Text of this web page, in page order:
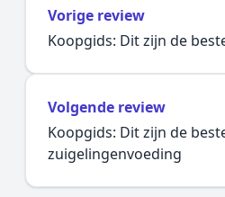
Vorige review
Koopgids: Dit zijn de
Volgende review
Koopgids: Dit zijn de
zuigelingenvoeding